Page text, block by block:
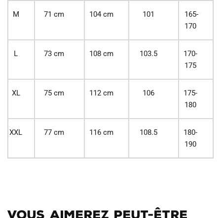
M 71 cm 104 cm 101
165-
170
L 73 cm 108 cm 103.5
170-
175
XL 75 cm 112 cm 106
175-
180
XXL 77 cm 116 cm 108.5
180-
190
Vous aimerez peut-être